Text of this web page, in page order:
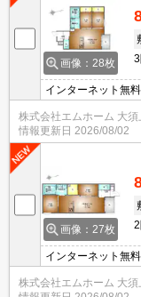
画像：28枚
インターネット無
機システムキッチン
株式会社エムホーム 大須
情報更新日 2026/08/02
画像：27枚
インターネット無
機システムキッチン
株式会社エムホーム 大須